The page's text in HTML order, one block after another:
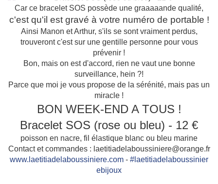
Car ce bracelet SOS possède une graaaaande qualité,
c'est qu'il est gravé à votre numéro de portable !
Ainsi Manon et Arthur, s'ils se sont vraiment perdus,
trouveront c'est sur une gentille personne pour vous
prévenir !
Bon, mais on est d'accord, rien ne vaut une bonne
surveillance, hein ?!
Parce que moi je vous propose de la sérénité, mais pas un
miracle !
BON WEEK-END A TOUS !
Bracelet SOS (rose ou bleu) - 12 €
poisson en nacre, fil élastique blanc ou bleu marine
Contact et commandes : laetitiadelaboussiniere@orange.fr
www.laetitiadelaboussiniere.com - # laetitiadelaboussinier
ebijoux